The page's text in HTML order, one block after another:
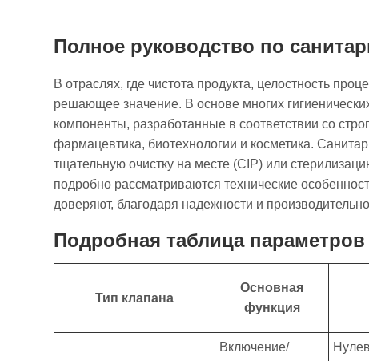
Полное руководство по
В отраслях, где чистота продукта, целостность
решающее значение. В основе многих
компоненты, разработанные в соответствии со
фармацевтика, биотехнологии и косметика.
тщательную очистку на месте (CIP) или
подробно рассматриваются технические
доверяют, благодаря надежности и
Подробная таблица
Тип клапана
Основная
функция
Включение/